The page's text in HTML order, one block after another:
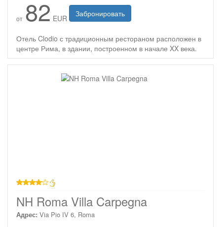
от 82 EUR Забронировать
Отель Clodio с традиционным рестораном расположен в
центре Рима, в здании, построенном в начале XX века.
NH Roma Villa Carpegna
Адрес: Via Pio IV 6, Roma